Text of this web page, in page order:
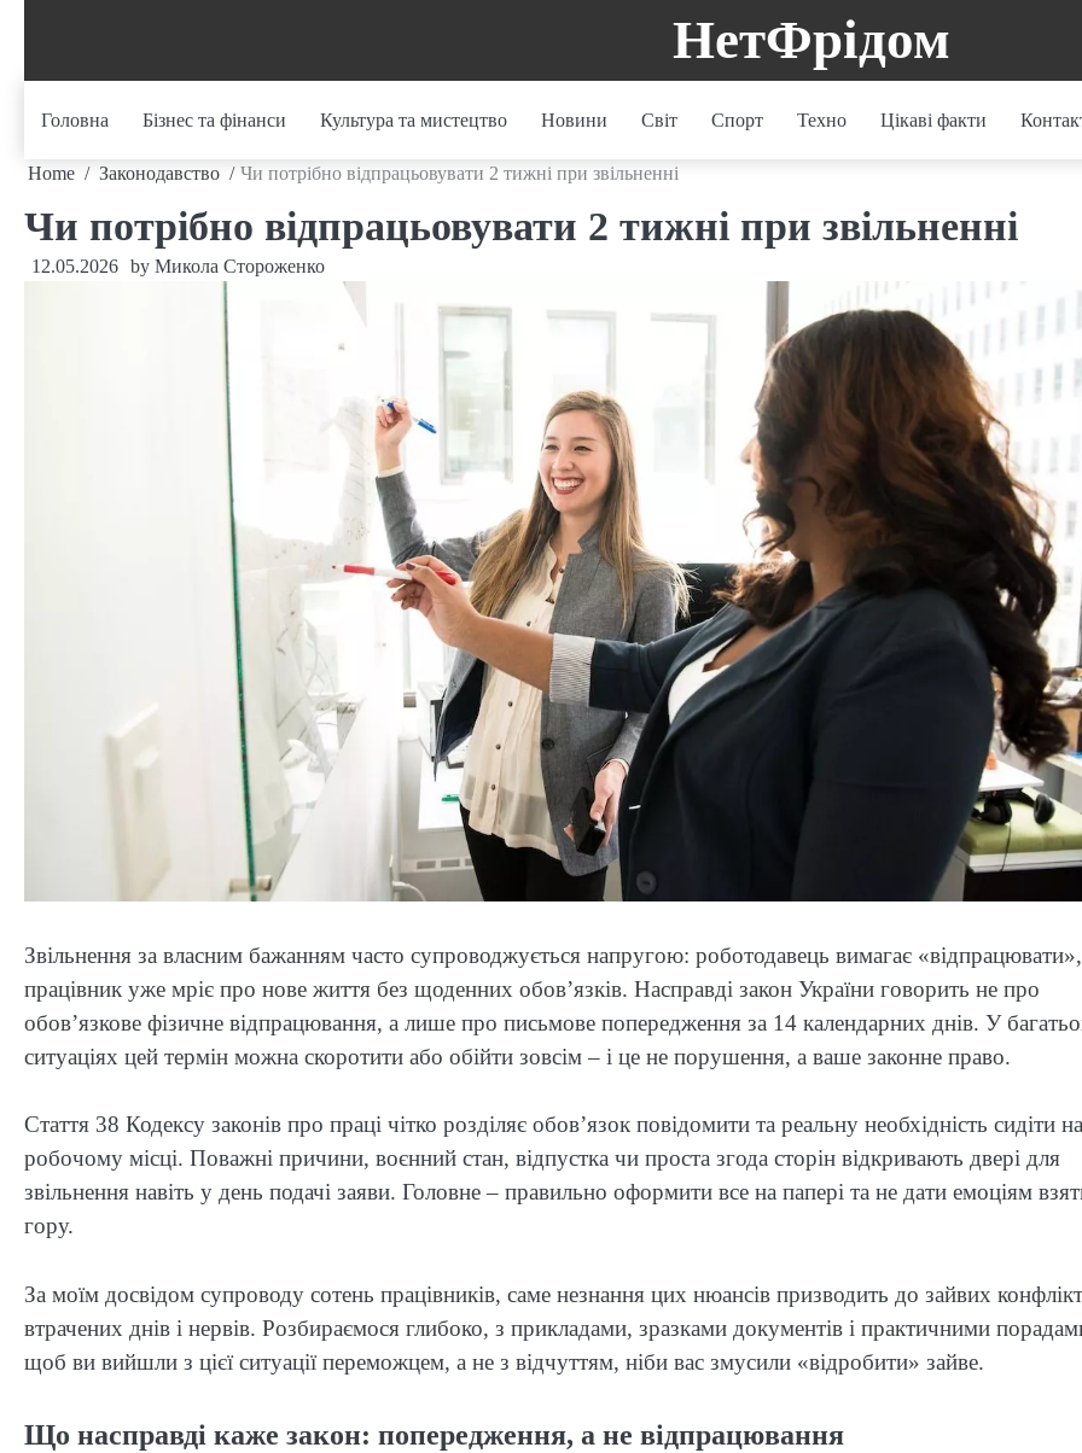
НетФрідом
Головна Бізнес та фінанси Культура та мистецтво Новини Світ Спорт Техно Цікаві факти
Home Законодавство Чи потрібно відпрацьовувати 2 тижні при звільненні
Чи потрібно відпрацьовувати 2 тижні при звільненні
12.05.2026 by Микола Стороженко
Звільнення за власним бажанням часто супроводжується напругою: роботодавець вимагає
працівник уже мріє про нове життя без щоденних обов’язків. Насправді закон України говорить не про
обов’язкове фізичне відпрацювання, а лише про письмове попередження за 14 календарних днів. У
ситуаціях цей термін можна скоротити або обійти зовсім – і це не порушення, а ваше законне право.
Стаття 38 Кодексу законів про праці чітко розділяє обов’язок повідомити та реальну необхідність сидіти на
робочому місці. Поважні причини, воєнний стан, відпустка чи проста згода сторін відкривають двері для
звільнення навіть у день подачі заяви. Головне – правильно оформити все на папері та не дати емоціям
гору.
За моїм досвідом супроводу сотень працівників, саме незнання цих нюансів призводить до зайвих
втрачених днів і нервів. Розбираємося глибоко, з прикладами, зразками документів і практичними
щоб ви вийшли з цієї ситуації переможцем, а не з відчуттям, ніби вас змусили «відробити» зайве.
Що насправді каже закон: попередження, а не відпрацювання